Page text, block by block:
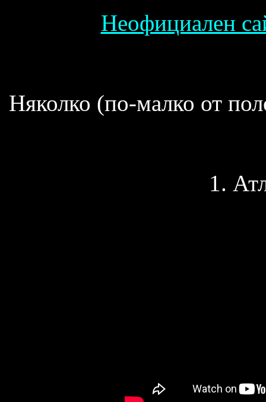
Неофициален
Няколко (по-малко от
1.